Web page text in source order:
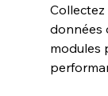
Collectez
données
modules